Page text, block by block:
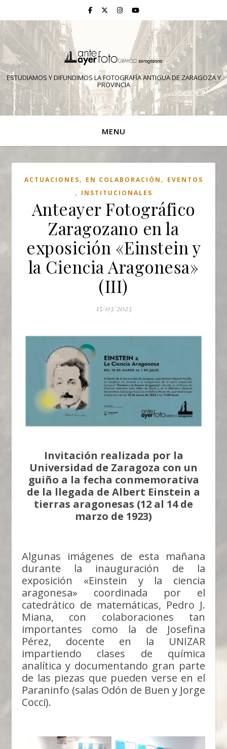
ESTUDIAMOS Y DIFUNDIMOS LA FOTOGRAFÍA ANTIGUA DE ZARAGOZA Y
PROVINCIA
MENU
ACTUACIONES, EN COLABORACIÓN , EVENTOS
, INSTITUCIONALES
Anteayer Fotográfico
Zaragozano en la
exposición «Einstein y
la Ciencia Aragonesa»
(III)
15/03/2023
Invitación realizada por la
Universidad de Zaragoza con un
guiño a la fecha conmemorativa
de la llegada de Albert Einstein a
tierras aragonesas (12 al 14 de
marzo de 1923)
Algunas imágenes de esta mañana
durante la inauguración de la
exposición «Einstein y la ciencia
aragonesa» coordinada por el
catedrático de matemáticas, Pedro J.
Miana, con colaboraciones tan
importantes como la de Josefina
Pérez, docente en la UNIZAR
impartiendo clases de química
analítica y documentando gran parte
de las piezas que pueden verse en el
Paraninfo (salas Odón de Buen y Jorge
Cocci).